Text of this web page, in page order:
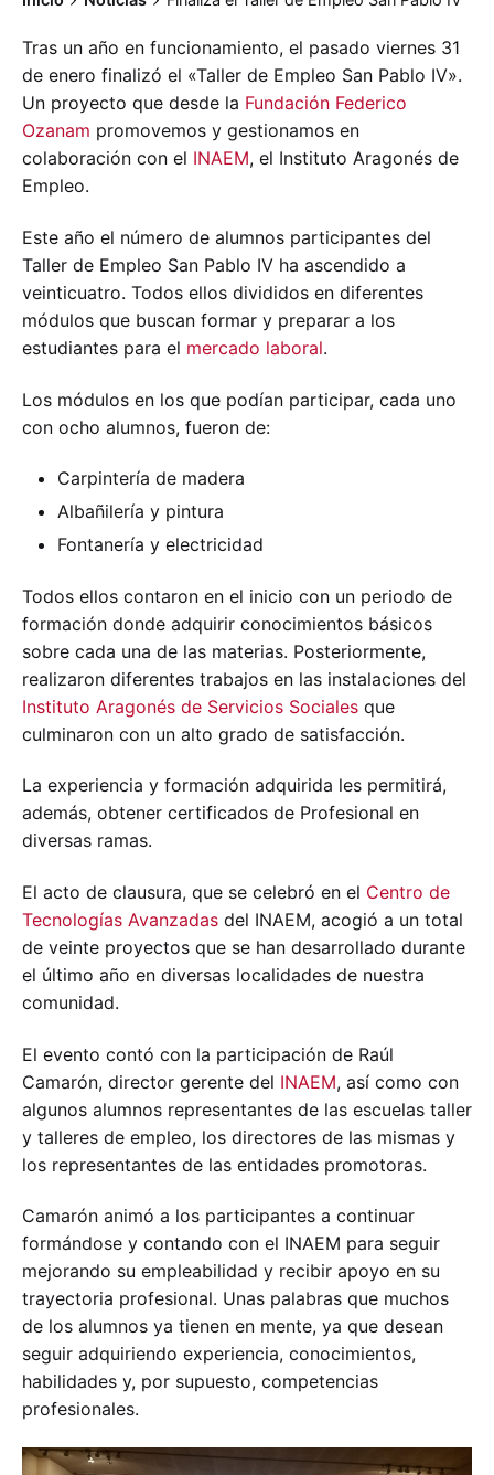
Tras un año en funcionamiento, el pasado viernes 31
de enero finalizó el «Taller de Empleo San Pablo IV».
Un proyecto que desde la Fundación Federico
Ozanam promovemos y gestionamos en
colaboración con el INAEM, el Instituto Aragonés de
Empleo.
Este año el número de alumnos participantes del
Taller de Empleo San Pablo IV ha ascendido a
veinticuatro. Todos ellos divididos en diferentes
módulos que buscan formar y preparar a los
estudiantes para el mercado laboral.
Los módulos en los que podían participar, cada uno
con ocho alumnos, fueron de:
Carpintería de madera
Albañilería y pintura
Fontanería y electricidad
Todos ellos contaron en el inicio con un periodo de
formación donde adquirir conocimientos básicos
sobre cada una de las materias. Posteriormente,
realizaron diferentes trabajos en las instalaciones del
Instituto Aragonés de Servicios Sociales que
culminaron con un alto grado de satisfacción.
La experiencia y formación adquirida les permitirá,
además, obtener certificados de Profesional en
diversas ramas.
El acto de clausura, que se celebró en el Centro de
Tecnologías Avanzadas del INAEM, acogió a un total
de veinte proyectos que se han desarrollado durante
el último año en diversas localidades de nuestra
comunidad.
El evento contó con la participación de Raúl
Camarón, director gerente del INAEM, así como con
algunos alumnos representantes de las escuelas taller
y talleres de empleo, los directores de las mismas y
los representantes de las entidades promotoras.
Camarón animó a los participantes a continuar
formándose y contando con el INAEM para seguir
mejorando su empleabilidad y recibir apoyo en su
trayectoria profesional. Unas palabras que muchos
de los alumnos ya tienen en mente, ya que desean
seguir adquiriendo experiencia, conocimientos,
habilidades y, por supuesto, competencias
profesionales.